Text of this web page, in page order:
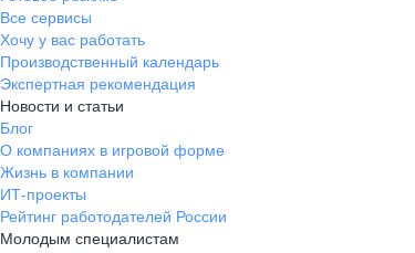
Все сервисы
Хочу у вас работать
Производственный календарь
Экспертная рекомендация
Новости и статьи
Блог
О компаниях в игровой форме
Жизнь в компании
ИТ-проекты
Рейтинг работодателей России
Молодым специалистам